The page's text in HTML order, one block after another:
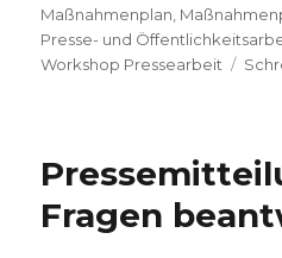
am
Maßnahmenplan
Presse- und
Workshop Pressearbeit
Fragen